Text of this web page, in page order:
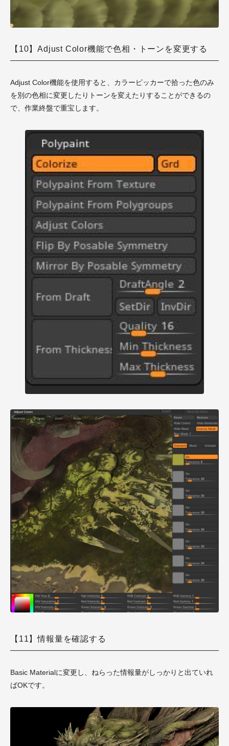
【10】Adjust Color機能で色相・トーンを変更する
Adjust Color機能を使用すると、カラーピッカーで拾った色のみ
を別の色相に変更したりトーンを変えたりすることができるの
で、作業終盤で重宝します。
【11】情報量を確認する
Basic Materialに変更し、ねらった情報量がしっかりと出ていれ
ばOKです。